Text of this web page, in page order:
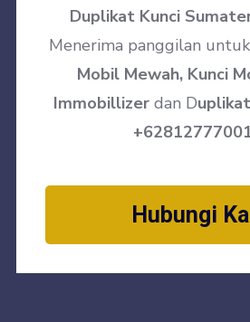
Duplikat Kunci
Menerima panggilan untuk
Mobil Mewah, Kunci
Immobillizerdan D
Hubungi